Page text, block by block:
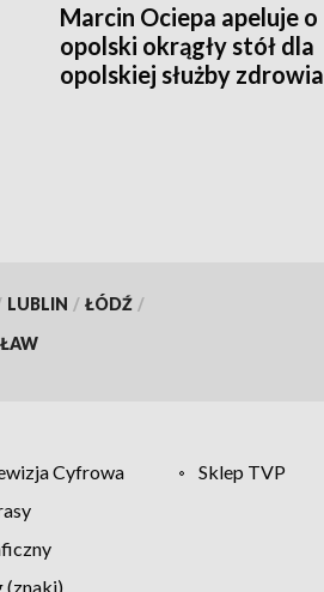
Marcin Ociepa apeluje o
opolski okrągły stół dla
opolskiej służby zdrowia
LUBLIN / ŁÓDŹ /
Cyfrowa
Sklep TVP
(znaki)